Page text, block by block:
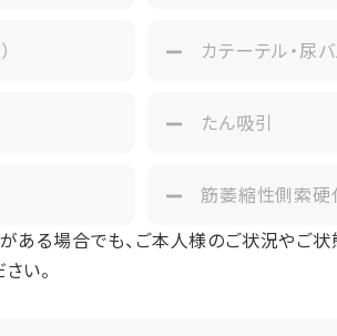
カテーテル・尿
たん吸引
筋萎縮性側索硬
ある場合でも、ご本人様のご状況やご
い。